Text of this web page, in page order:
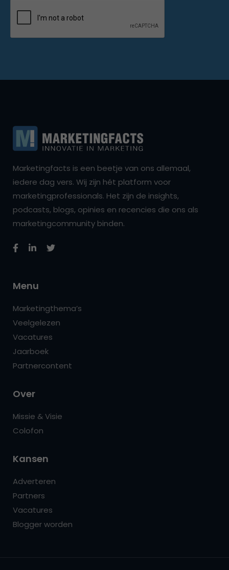
Marketingfacts is een beetje van ons allemaal,
iedere dag vers. Wij zijn hét platform voor
marketingprofessionals. Het zijn de insights,
podcasts, blogs, opinies en recencies die ons als
marketingcommunity binden.
Menu
Marketingthema’s
Veelgelezen
Vacatures
Jaarboek
Partnercontent
Over
Missie & Visie
Colofon
Kansen
Adverteren
Partners
Vacatures
Blogger worden